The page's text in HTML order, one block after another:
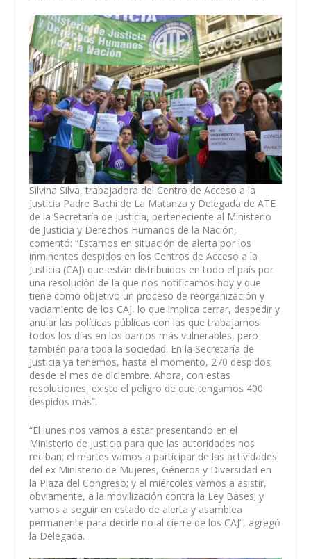
Silvina Silva, trabajadora del Centro de Acceso a la
Justicia Padre Bachi de La Matanza y Delegada de ATE
de la Secretaría de Justicia, perteneciente al Ministerio
de Justicia y Derechos Humanos de la Nación,
comentó: “Estamos en situación de alerta por los
inminentes despidos en los Centros de Acceso a la
Justicia (CAJ) que están distribuidos en todo el país por
una resolución de la que nos notificamos hoy y que
tiene como objetivo un proceso de reorganización y
vaciamiento de los CAJ, lo que implica cerrar, despedir y
anular las políticas públicas con las que trabajamos
todos los días en los barrios más vulnerables, pero
también para toda la sociedad. En la Secretaría de
Justicia ya tenemos, hasta el momento, 270 despidos
desde el mes de diciembre. Ahora, con estas
resoluciones, existe el peligro de que tengamos 400
despidos más”.
“El lunes nos vamos a estar presentando en el
Ministerio de Justicia para que las autoridades nos
reciban; el martes vamos a participar de las actividades
del ex Ministerio de Mujeres, Géneros y Diversidad en
la Plaza del Congreso; y el miércoles vamos a asistir,
obviamente, a la movilización contra la Ley Bases; y
vamos a seguir en estado de alerta y asamblea
permanente para decirle no al cierre de los CAJ”, agregó
la Delegada.